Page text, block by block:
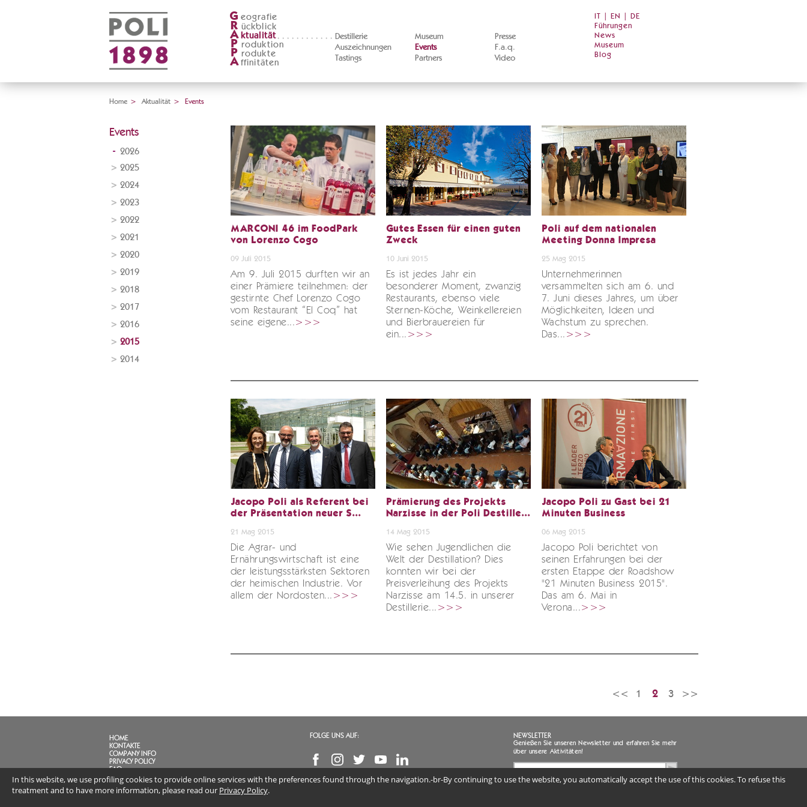
G eografie
R ückblick
A ktualität
Destillerie
Auszeichnungen
Tastings
Museum
Events
Partners
Presse
F.a.q.
Video
P roduktion
P rodukte
A ffinitäten
IT EN
DE
Führungen
News
Museum
Blog
Home > Aktualität > Events
Events
2026
2025
2024
2023
2022
2021
2020
2019
2018
2017
2016
2015
2014
MARCONI 46 im FoodPark
von Lorenzo Cogo
09 Juli 2015
Am 9. Juli 2015 durften wir an
einer Prämiere teilnehmen: der
gestirnte Chef Lorenzo Cogo
vom Restaurant “El Coq” hat
seine eigene...>>>
Gutes Essen für einen guten
Zweck
10 Juni 2015
Es ist jedes Jahr ein
besonderer Moment, zwanzig
Restaurants, ebenso viele
Sternen-Köche, Weinkellereien
und Bierbrauereien für
ein... >>>
Poli auf dem nationalen
Meeting Donna Impresa
25 Mag 2015
Unternehmerinnen
versammelten sich am 6. und
7. Juni dieses Jahres, um über
Möglichkeiten, Ideen und
Wachstum zu sprechen.
Das... >>>
Jacopo Poli als Referent bei
der Präsentation neuer S...
21 Mag 2015
Die Agrar- und
Ernährungswirtschaft ist eine
der leistungsstärksten Sektoren
der heimischen Industrie. Vor
allem der Nordosten... >>>
Prämierung des Projekts
Narzisse in der Poli Destille...
14 Mag 2015
Wie sehen Jugendlichen die
Welt der Destillation? Dies
konnten wir bei der
Preisverleihung des Projekts
Narzisse am 14.5. in unserer
Destillerie... >>>
Jacopo Poli zu Gast bei 21
Minuten Business
06 Mag 2015
Jacopo Poli berichtet von
seinen Erfahrungen bei der
ersten Etappe der Roadshow
"21 Minuten Business 2015".
Das am 6. Mai in
Verona...>>>
<< 1 2 3 >>
HOME
KONTAKTE
COMPANY INFO
PRIVACY POLICY
FAQ
LINK
FOLGE UNS AUF: NEWSLETTER
Genießen Sie unseren Newsletter und erfahren Sie mehr
über unsere Aktivitäten!
Ich habe die Information gelesen und genehmige die Bearbeitung
In this website, we use profiling cookies to provide online services with the preferences found through the navigation.-br-By continuing to use the website, you automatically accept the use of this cookies. To refuse this
treatment and to have more information, please read our Privacy Policy.